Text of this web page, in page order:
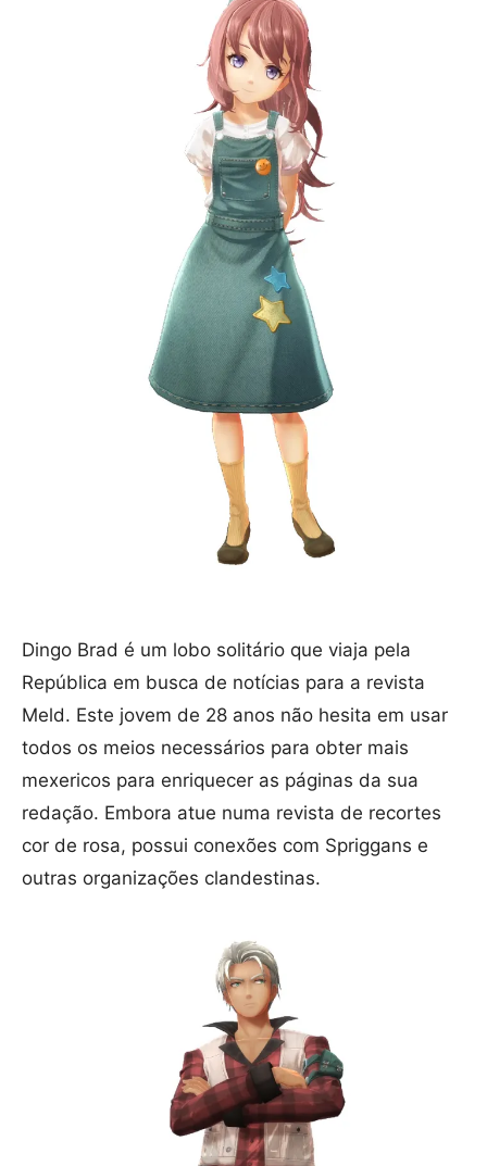
Dingo Brad é um lobo solitário que viaja pela
República em busca de notícias para a revista
Meld. Este jovem de 28 anos não hesita em usar
todos os meios necessários para obter mais
mexericos para enriquecer as páginas da sua
redação. Embora atue numa revista de recortes
cor de rosa, possui conexões com Spriggans e
outras organizações clandestinas.